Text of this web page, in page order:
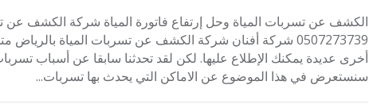
الكشف عن تسربات المياة وحل إرتفاع فاتورة المياة شركة الكشف عن
0507273739 شركة أفنان شركة الكشف عن تسربات المياة
أخرى عديدة يمكنك الإطلاع عليها. لكن لقد تحدثنا سابقا عن أسباب تسربات
سنستعرض في هذا الموضوع عن الاماكن التي يحدث بها تسربات...